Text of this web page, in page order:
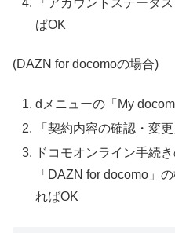
ばOK
(DAZN for docomoの場合)
dメニューの「My
「契約内容の確認・変更
ドコモオンライン手続
「 DAZN fordocomo 」
ればOK